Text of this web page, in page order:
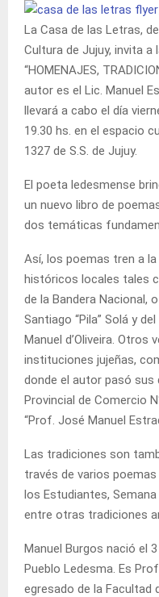
La Casa de las Letras,
Cultura de Jujuy, invita a
“HOMENAJES,
autor es el Lic. Manuel
llevará a cabo el día
19.30 hs. en el espacio
1327 de S.S. de Jujuy.
El poeta ledesmense
un nuevo libro de
dos temáticas
Así, los poemas tren a
históricos locales tales
de la Bandera Nacional,
Santiago “Pila” Solá y
Manuel d’Oliveira. Otros
instituciones jujeñas,
donde el autor pasó sus
Provincial de Comercio
“Prof. José Manuel
Las tradiciones son
través de varios
los Estudiantes,
entre otras tradiciones
Manuel Burgos nació el
Pueblo Ledesma. Es
egresado de la Facultad